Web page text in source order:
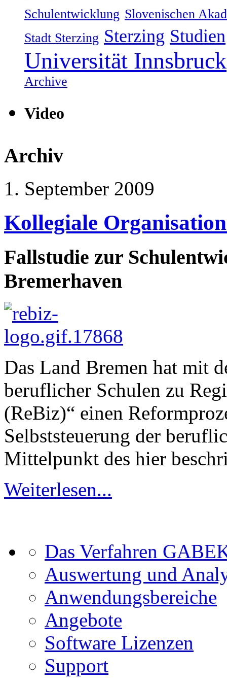
Schulentwicklung Slovenischen
Stadt Sterzing Sterzing Studien
Universität Innsbruck
Archive
Video
Archiv
1. September 2009
Kollegiale
Fallstudie zur
Bremerhaven
Das Land Bremen hat mit
beruflicher Schulen zu
(ReBiz)“ einen
Selbststeuerung der
Mittelpunkt des hier
Weiterlesen...
Das Verfahren
Auswertung und
Anwendungsbereiche
Angebote
Software Lizenzen
Support